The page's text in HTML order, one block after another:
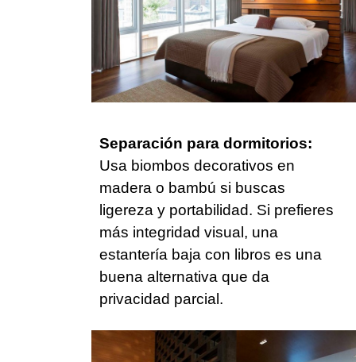
Separación para dormitorios:
Usa biombos decorativos en
madera o bambú si buscas
ligereza y portabilidad. Si prefieres
más integridad visual, una
estantería baja con libros es una
buena alternativa que da
privacidad parcial.